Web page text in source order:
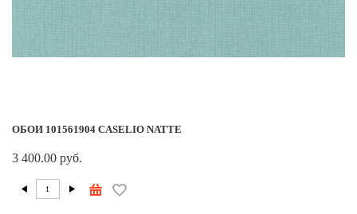
ОБОИ 101561904 CASELIO NATTE
3 400.00 руб.